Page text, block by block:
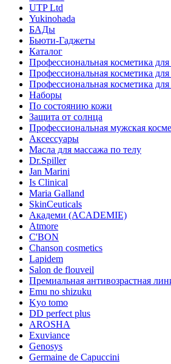
UTP Ltd
Yukinohada
БАДы
Бьюти-Гаджеты
Каталог
Профессиональная косметика для
Профессиональная косметика
Профессиональная косметика для
Наборы
По состоянию кожи
Защита от солнца
Профессиональная мужская
Аксессуары
Масла для массажа по телу
Dr.Spiller
Jan Marini
Is Clinical
Maria Galland
SkinCeuticals
Академи (ACADEMIE)
Atmore
C'BON
Chanson cosmetics
Lapidem
Salon de flouveil
Премиальная антивозрастная
Emu no shizuku
Kyo tomo
DD perfect plus
AROSHA
Exuviance
Genosys
Germaine de Capuccini